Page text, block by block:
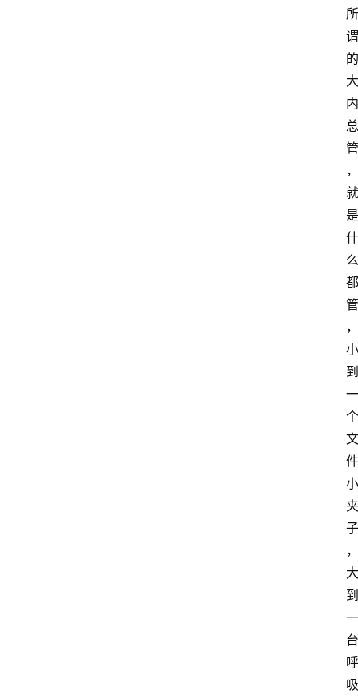
所
谓
的
大
内
总
管
，
就
是
什
么
都
管
，
小
到
一
个
文
件
小
夹
子
，
大
到
一
台
呼
吸